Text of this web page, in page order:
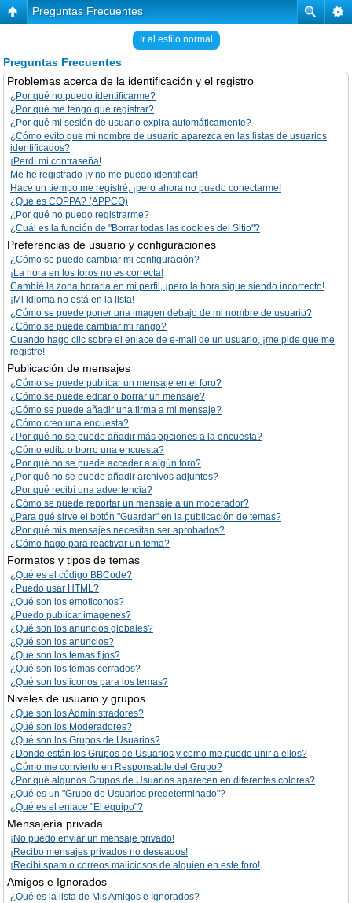
Preguntas Frecuentes
Ir al estilo normal
Preguntas Frecuentes
Problemas acerca de la identificación y el registro
¿Por qué no puedo identificarme?
¿Por qué me tengo que registrar?
¿Por qué mi sesión de usuario expira automáticamente?
¿Cómo evito que mi nombre de usuario aparezca en las listas de usuarios
identificados?
¡Perdí mi contraseña!
Me he registrado ¡y no me puedo identificar!
Hace un tiempo me registré, ¡pero ahora no puedo conectarme!
¿Qué es COPPA? (APPCO)
¿Por qué no puedo registrarme?
¿Cuál es la función de "Borrar todas las cookies del Sitio"?
Preferencias de usuario y configuraciones
¿Cómo se puede cambiar mi configuración?
¡La hora en los foros no es correcta!
Cambié la zona horaria en mi perfil, ¡pero la hora sigue siendo incorrecto!
¡Mi idioma no está en la lista!
¿Cómo se puede poner una imagen debajo de mi nombre de usuario?
¿Cómo se puede cambiar mi rango?
Cuando hago clic sobre el enlace de e-mail de un usuario, ¡me pide que me
registre!
Publicación de mensajes
¿Cómo se puede publicar un mensaje en el foro?
¿Cómo se puede editar o borrar un mensaje?
¿Cómo se puede añadir una firma a mi mensaje?
¿Cómo creo una encuesta?
¿Por qué no se puede añadir más opciones a la encuesta?
¿Cómo edito o borro una encuesta?
¿Por qué no se puede acceder a algún foro?
¿Por qué no se puede añadir archivos adjuntos?
¿Por qué recibí una advertencia?
¿Cómo se puede reportar un mensaje a un moderador?
¿Para qué sirve el botón "Guardar" en la publicación de temas?
¿Por qué mis mensajes necesitan ser aprobados?
¿Cómo hago para reactivar un tema?
Formatos y tipos de temas
¿Qué es el código BBCode?
¿Puedo usar HTML?
¿Qué son los emoticonos?
¿Puedo publicar imagenes?
¿Qué son los anuncios globales?
¿Qué son los anuncios?
¿Qué son los temas fijos?
¿Qué son los temas cerrados?
¿Qué son los iconos para los temas?
Niveles de usuario y grupos
¿Qué son los Administradores?
¿Qué son los Moderadores?
¿Qué son los Grupos de Usuarios?
¿Donde están los Grupos de Usuarios y como me puedo unir a ellos?
¿Cómo me convierto en Responsable del Grupo?
¿Por qué algunos Grupos de Usuarios aparecen en diferentes colores?
¿Qué es un "Grupo de Usuarios predeterminado"?
¿Qué es el enlace "El equipo"?
Mensajería privada
¡No puedo enviar un mensaje privado!
¡Recibo mensajes privados no deseados!
¡Recibí spam o correos maliciosos de alguien en este foro!
Amigos e Ignorados
¿Qué es la lista de Mis Amigos e Ignorados?